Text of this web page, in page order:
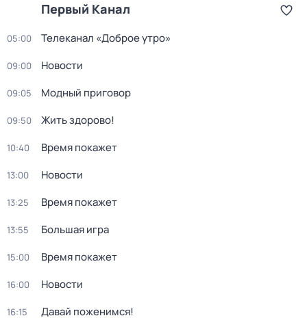
Первый Канал
05:00 Телеканал «Доброе утро»
09:00 Новости
09:05 Модный приговор
09:50 Жить здорово!
10:40 Время покажет
13:00 Новости
13:25 Время покажет
13:55 Большая игра
15:00 Время покажет
16:00 Новости
16:15 Давай поженимся!